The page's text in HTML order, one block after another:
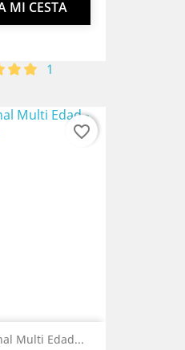
MI CESTA
1
Multi Edad...
favorite_border